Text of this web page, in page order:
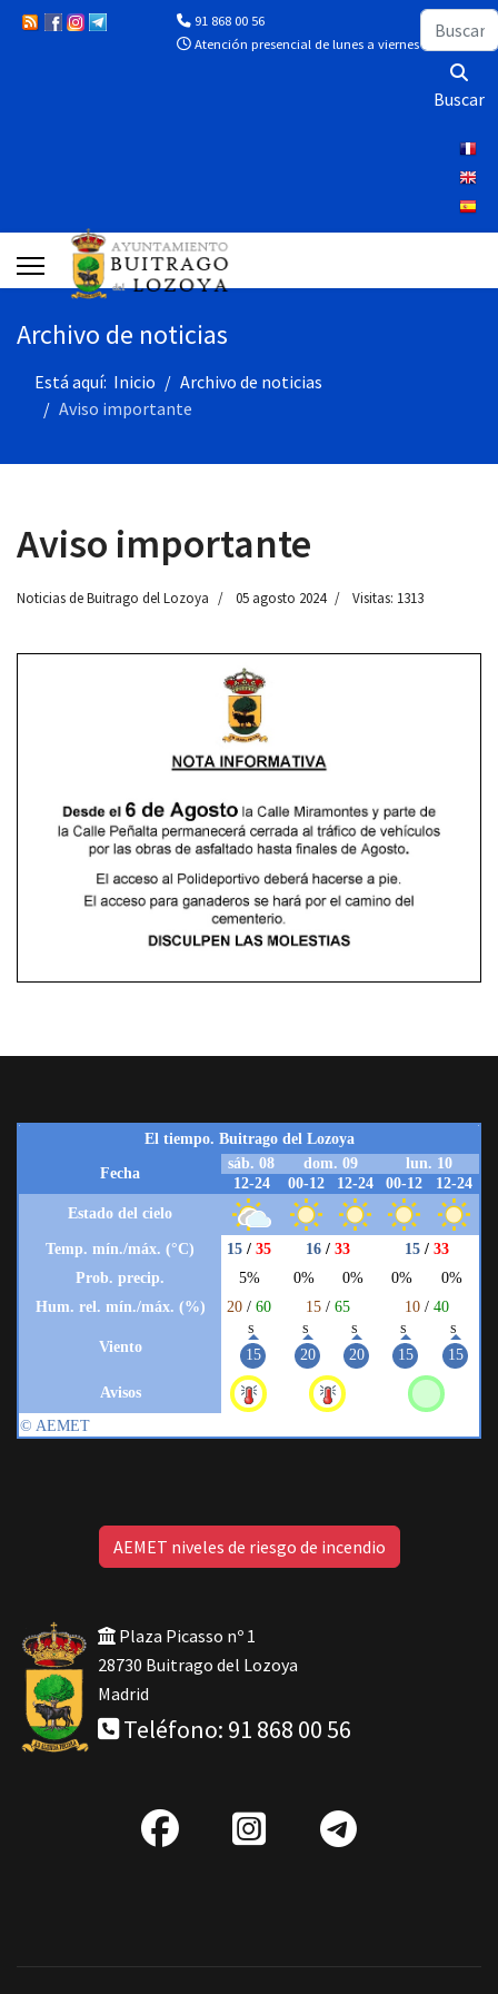
91 868 00 56
Atención presencial de lunes a viernes de 10:00 a
Buscar
Buscar
Archivo de noticias
Está aquí: Inicio
Archivo de noticias
Aviso importante
Aviso importante
Noticias de Buitrago del Lozoya 05 agosto 2024 Visitas: 1313
AEMET niveles de riesgo de incendio
Plaza Picasso nº 1
28730 Buitrago del Lozoya
Madrid
Teléfono: 91 868 00 56
fab
IG